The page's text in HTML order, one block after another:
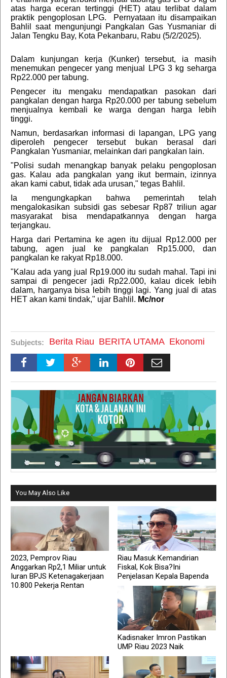
atas harga eceran tertinggi (HET) atau terlibat dalam
praktik pengoplosan LPG. Pernyataan itu disampaikan
Bahlil saat mengunjungi Pangkalan Gas Yusmaniar di
Jalan Tengku Bay, Kota Pekanbaru, Rabu (5/2/2025).
Dalam kunjungan kerja (Kunker) tersebut, ia masih
menemukan pengecer yang menjual LPG 3 kg seharga
Rp22.000 per tabung.
Pengecer itu mengaku mendapatkan pasokan dari
pangkalan dengan harga Rp20.000 per tabung sebelum
menjualnya kembali ke warga dengan harga lebih
tinggi.
Namun, berdasarkan informasi di lapangan, LPG yang
diperoleh pengecer tersebut bukan berasal dari
Pangkalan Yusmaniar, melainkan dari pangkalan lain.
"Polisi sudah menangkap banyak pelaku pengoplosan
gas. Kalau ada pangkalan yang ikut bermain, izinnya
akan kami cabut, tidak ada urusan," tegas Bahlil.
Ia mengungkapkan bahwa pemerintah telah
mengalokasikan subsidi gas sebesar Rp87 triliun agar
masyarakat bisa mendapatkannya dengan harga
terjangkau.
Harga dari Pertamina ke agen itu dijual Rp12.000 per
tabung, agen jual ke pangkalan Rp15.000, dan
pangkalan ke rakyat Rp18.000.
"Kalau ada yang jual Rp19.000 itu sudah mahal. Tapi ini
sampai di pengecer jadi Rp22.000, kalau dicek lebih
dalam, harganya bisa lebih tinggi lagi. Yang jual di atas
HET akan kami tindak," ujar Bahlil. Mc/nor
Subjects: Berita Riau BERITA UTAMA Ekonomi
You May Also Like
2023, Pemprov Riau
Anggarkan Rp2,1 Miliar untuk
Iuran BPJS Ketenagakerjaan
10.800 Pekerja Rentan
Riau Masuk Kemandirian
Fiskal, Kok Bisa?Ini
Penjelasan Kepala Bapenda
Kadisnaker Imron Pastikan
UMP Riau 2023 Naik